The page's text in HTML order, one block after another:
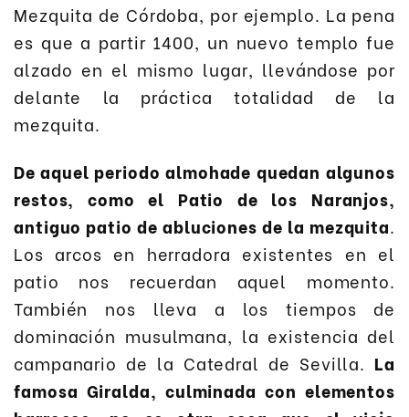
Mezquita de Córdoba, por ejemplo. La pena
es que a partir 1400, un nuevo templo fue
alzado en el mismo lugar, llevándose por
delante la práctica totalidad de la
mezquita.
De aquel periodo almohade quedan algunos
restos, como el Patio de los Naranjos,
antiguo patio de abluciones de la mezquita.
Los arcos en herradora existentes en el
patio nos recuerdan aquel momento.
También nos lleva a los tiempos de
dominación musulmana, la existencia del
campanario de la Catedral de Sevilla. La
famosa Giralda, culminada con elementos